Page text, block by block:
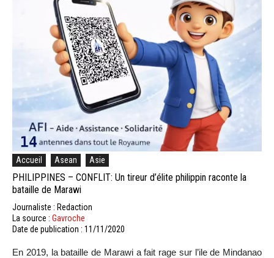
Accueil Asean Asie
PHILIPPINES – CONFLIT: Un tireur d’élite philippin raconte la
bataille de Marawi
Journaliste : Redaction
La source : Gavroche
Date de publication : 11/11/2020
En 2019, la bataille de Marawi a fait rage sur l’ile de Mindanao